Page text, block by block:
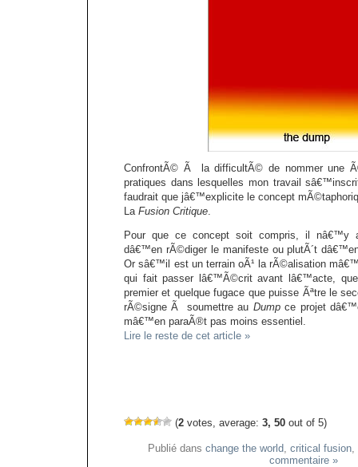
ConfrontÃ© Ã la difficultÃ© de nommer une
pratiques dans lesquelles mon travail
faudrait que jâ€™explicite le concept
La Fusion Critique.
Pour que ce concept soit compris, il nâ€™y
dâ€™en rÃ©diger le manifeste ou plutÃ´t
Or sâ€™il est un terrain oÃ¹ la rÃ©alisation
qui fait passer lâ€™Ã©crit avant lâ€™acte,
premier et quelque fugace que puisse Ãªtre le
rÃ©signe Ã soumettre au Dumpce projet
mâ€™en paraÃ®t pas moins essentiel.
Lire le reste de cet article »
(2 votes, average: 3, 50 out of 5)
Publié dans change the world, critical fusion,
commentaire »